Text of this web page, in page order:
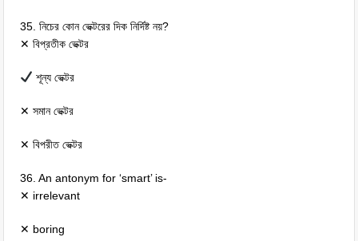
35. নিচের কোন ভেক্টরের দিক নির্দিষ্ট নয়?
✕ বিপ্রতীক ভেক্টর
শূন্য ভেক্টর
✕ সমান ভেক্টর
✕ বিপরীত ভেক্টর
36. An antonym for ‘smart’ is-
✕ irrelevant
✕ boring